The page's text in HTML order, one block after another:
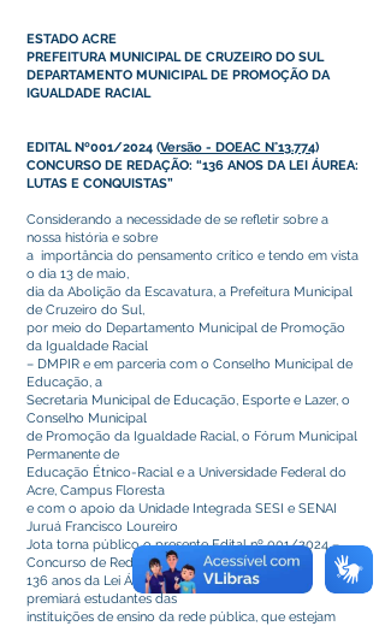
ESTADO ACRE
PREFEITURA MUNICIPAL DE CRUZEIRO DO SUL
DEPARTAMENTO MUNICIPAL DE PROMOÇÃO DA
IGUALDADE RACIAL
EDITAL Nº001/2024 (Versão - DOEAC N°13.774)
CONCURSO DE REDAÇÃO: “136 ANOS DA LEI ÁUREA:
LUTAS E CONQUISTAS”
Considerando a necessidade de se refletir sobre a
nossa história e sobre
a importância do pensamento crítico e tendo em vista
o dia 13 de maio,
dia da Abolição da Escavatura, a Prefeitura Municipal
de Cruzeiro do Sul,
por meio do Departamento Municipal de Promoção
da Igualdade Racial
– DMPIR e em parceria com o Conselho Municipal de
Educação, a
Secretaria Municipal de Educação, Esporte e Lazer, o
Conselho Municipal
de Promoção da Igualdade Racial, o Fórum Municipal
Permanente de
Educação Étnico-Racial e a Universidade Federal do
Acre, Campus Floresta
e com o apoio da Unidade Integrada SESI e SENAI
Juruá Francisco Loureiro
Jota torna público o presente Edital nº 001/2024 –
Concurso de Redação:
136 anos da Lei Áurea: lutas e conquistas, que
premiará estudantes das
instituições de ensino da rede pública, que estejam